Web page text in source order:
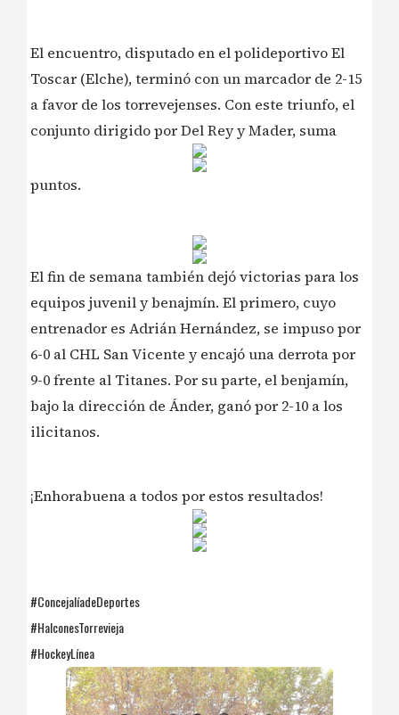
El encuentro, disputado en el polideportivo El
Toscar (Elche), terminó con un marcador de 2-15
a favor de los torrevejenses. Con este triunfo, el
conjunto dirigido por Del Rey y Mader, suma
puntos.
El fin de semana también dejó victorias para los
equipos juvenil y benajmín. El primero, cuyo
entrenador es Adrián Hernández, se impuso por
6-0 al CHL San Vicente y encajó una derrota por
9-0 frente al Titanes. Por su parte, el benjamín,
bajo la dirección de Ánder, ganó por 2-10 a los
ilicitanos.
¡Enhorabuena a todos por estos resultados!
#ConcejalíadeDeportes
#HalconesTorrevieja
#HockeyLínea